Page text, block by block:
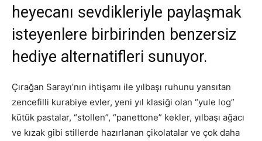
heyecanı sevdikleriyle paylaşmak
isteyenlere birbirinden benzersiz
hediye alternatifleri sunuyor.
Çırağan Sarayı’nın ihtişamı ile yılbaşı ruhunu yansıtan
zencefilli kurabiye evler, yeni yıl klasiği olan “yule log”
kütük pastalar, “stollen”, “panettone” kekler, yılbaşı ağacı
ve kızak gibi stillerde hazırlanan çikolatalar ve çok daha